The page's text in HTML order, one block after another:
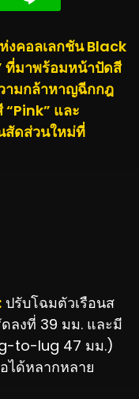
งคอลเลกชัน Black
ที่มาพร้อมหน้าปัดสี
ามกล้าหาญฉีกกฎ
และ
สัดส่วนใหม่ที่
ปรับโฉมตัวเรือนส
ลงที่ 39 มม. และมี
to-lug 47 มม.)
ได้หลากหลาย